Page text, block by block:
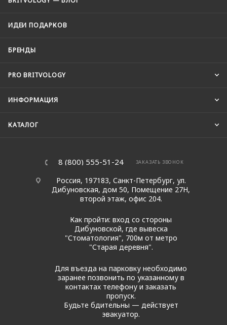
ИДЕИ ПОДАРКОВ
БРЕНДЫ
PRO BRITVOLOGY
ИНФОРМАЦИЯ
КАТАЛОГ
8 (800) 555-51-24 ЗАКАЗАТЬ ЗВОНОК
Россия, 197183, Санкт-Петербург, ул.
Дибуновская, дом 50, Помещение 27Н,
второй этаж, офис 204.
Как пройти: вход со стороны
Дибуновской, где вывеска
"Стоматология", 700м от метро
"Старая деревня".
Для въезда на парковку необходимо
заранее позвонить по указанному в
контактах телефону и заказать
пропуск.
Будьте бдительны — действует
эвакуатор.